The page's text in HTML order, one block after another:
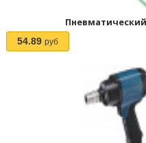
Пневматический
54.89 руб